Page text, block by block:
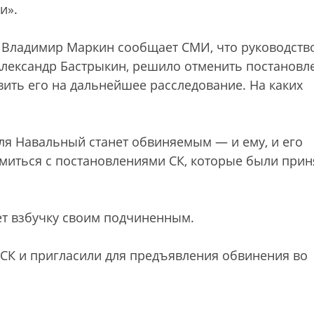
Маркин сообщает СМИ, что
Бастрыкин, решило отменить
его на дальнейшее расследование. На каких
Навальный станет обвиняемым — и ему, и его
с постановлениями СК, которые были
взбучку своим подчиненным.
и пригласили для предъявления обвинения во